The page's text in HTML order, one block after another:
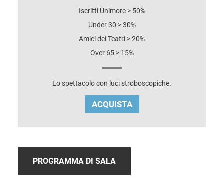
Iscritti Unimore > 50%
Under 30 > 30%
Amici dei Teatri > 20%
Over 65 > 15%
Lo spettacolo con luci stroboscopiche.
ACQUISTA
PROGRAMMA DI SALA